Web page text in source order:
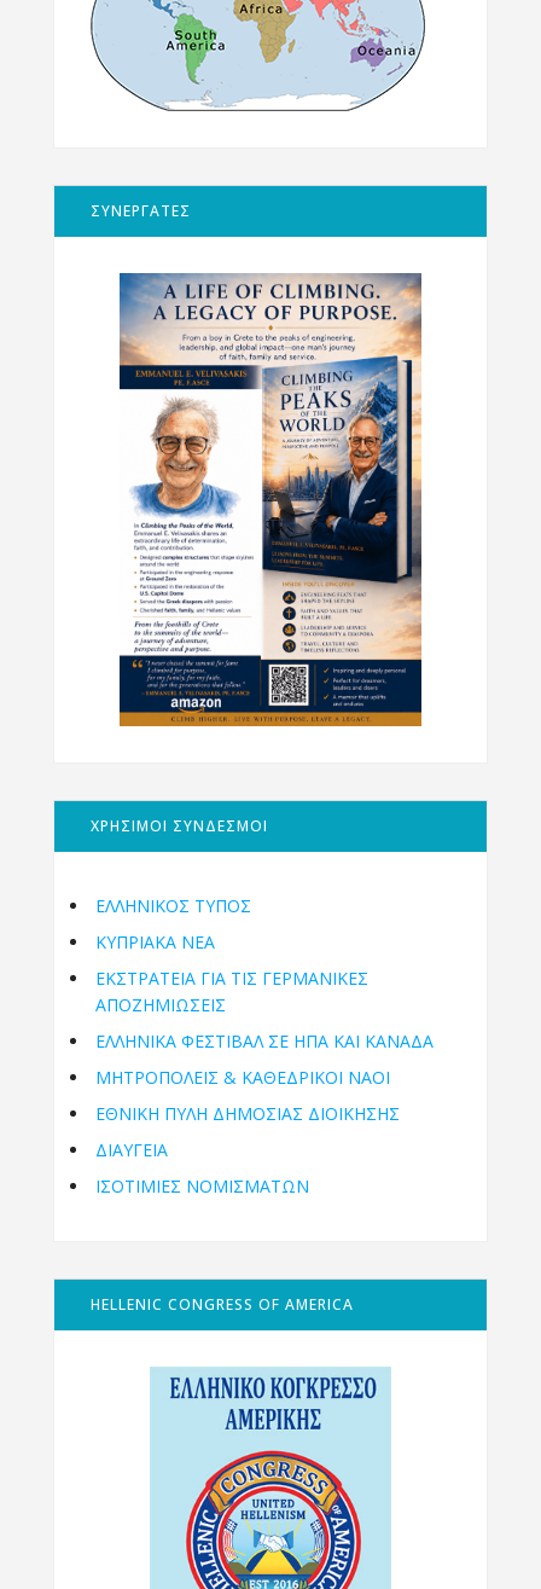
ΣΥΝΕΡΓΑΤΕΣ
ΧΡΗΣΙΜΟΙ ΣΥΝΔΕΣΜΟΙ
ΕΛΛΗΝΙΚΟΣ ΤΥΠΟΣ
ΚΥΠΡΙΑΚΑ ΝΕΑ
ΕΚΣΤΡΑΤΕΙΑ ΓΙΑ ΤΙΣ ΓΕΡΜΑΝΙΚΕΣ
ΑΠΟΖΗΜΙΩΣΕΙΣ
ΕΛΛΗΝΙΚΆ ΦΕΣΤΙΒΆΛ ΣΕ ΗΠΑ ΚΑΙ ΚΑΝΑΔΑ
ΜΗΤΡΟΠΌΛΕΙΣ & ΚΑΘΕΔΡΙΚΟΊ ΝΑΟΊ
ΕΘΝΙΚΉ ΠΎΛΗ ΔΗΜΌΣΙΑΣ ΔΙΟΊΚΗΣΗΣ
ΔΙΑΥΓΕΙΑ
ΙΣΟΤΙΜΙΕΣ ΝΟΜΙΣΜΑΤΩΝ
HELLENIC CONGRESS OF AMERICA